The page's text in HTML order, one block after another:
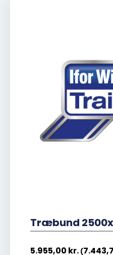
Træbund
5.955,00 kr. (